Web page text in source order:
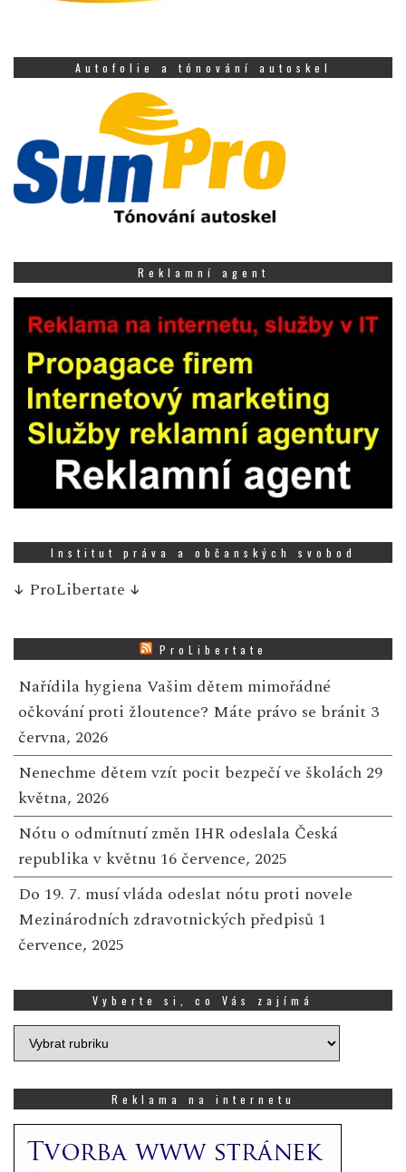
Autofolie a tónování autoskel
Reklamní agent
Institut práva a občanských svobod
↓ ProLibertate ↓
ProLibertate
Nařídila hygiena Vašim dětem mimořádné
očkování proti žloutence? Máte právo se bránit 3
června, 2026
Nenechme dětem vzít pocit bezpečí ve školách 29
května, 2026
Nótu o odmítnutí změn IHR odeslala Česká
republika v květnu 16 července, 2025
Do 19. 7. musí vláda odeslat nótu proti novele
Mezinárodních zdravotnických předpisů 1
července, 2025
Vyberte si, co Vás zajímá
Vyberte
si,
zajímá
Reklama na internetu